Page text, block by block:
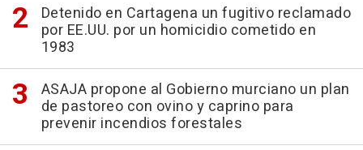
Detenido en Cartagena un fugitivo reclamado
por EE.UU. por un homicidio cometido en
1983
ASAJA propone al Gobierno murciano un plan
de pastoreo con ovino y caprino para
prevenir incendios forestales